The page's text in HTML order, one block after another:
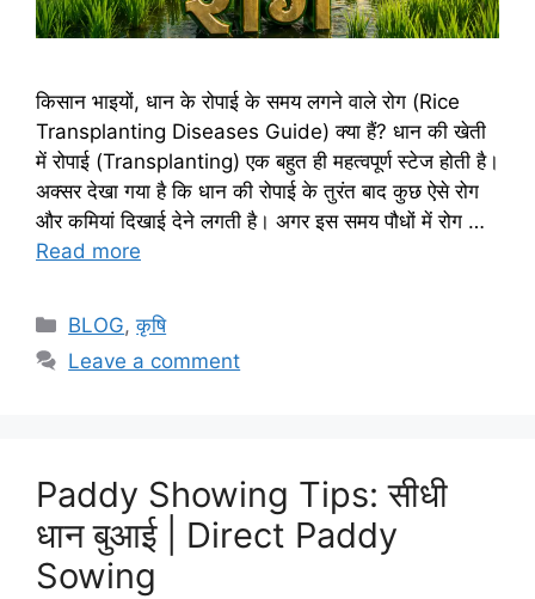
किसान भाइयों, धान के रोपाई के समय लगने वाले रोग (Rice
Transplanting Diseases Guide) क्या हैं? धान की खेती
में रोपाई (Transplanting) एक बहुत ही महत्वपूर्ण स्टेज होती है।
अक्सर देखा गया है कि धान की रोपाई के तुरंत बाद कुछ ऐसे रोग
और कमियां दिखाई देने लगती है। अगर इस समय पौधों में रोग …
Read more
BLOG,कृषि
Leave a comment
Paddy Showing Tips: सीधी
धान बुआई | Direct Paddy
Sowing